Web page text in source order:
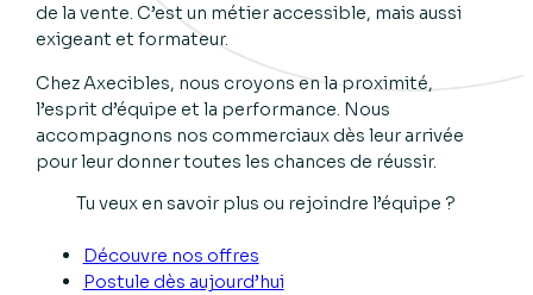
de la vente. C’est un métier accessible, mais aussi
exigeant et formateur.
Chez Axecibles, nous croyons en la proximité,
l’esprit d’équipe et la performance. Nous
accompagnons nos commerciaux dès leur arrivée
pour leur donner toutes les chances de réussir.
Tu veux en savoir plus ou rejoindre l’équipe ?
Découvre nos offres
Postule dès aujourd’hui